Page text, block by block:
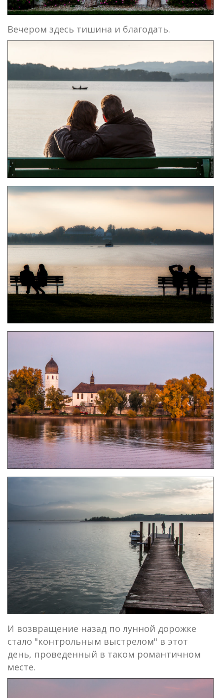
Вечером здесь тишина и благодать.
И возвращение назад по лунной дорожке
стало "контрольным выстрелом" в этот
день, проведенный в таком романтичном
месте.